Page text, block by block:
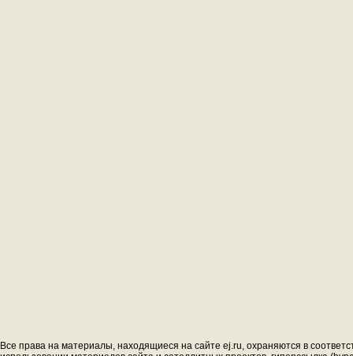
Все права на материалы, находящиеся на сайте ej.ru, охраняются в